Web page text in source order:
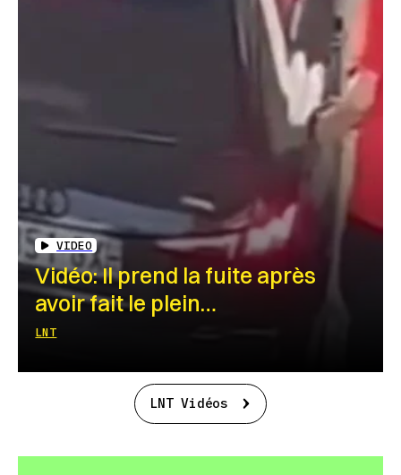
VIDEO
Vidéo: Il prend la fuite après
avoir fait le plein…
LNT
LNT Vidéos